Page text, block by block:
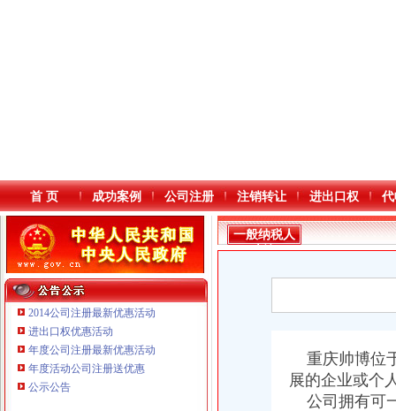
本站导航
首 页 成功案例 公司注册 注销转让 进出口权
2014公司注册最新优惠活动
进出口权优惠活动
年度公司注册最新优惠活动
年度活动公司注册送优惠
公示公告
一般纳税人
查询
重庆帅博位
展的企业或个
公司拥有可